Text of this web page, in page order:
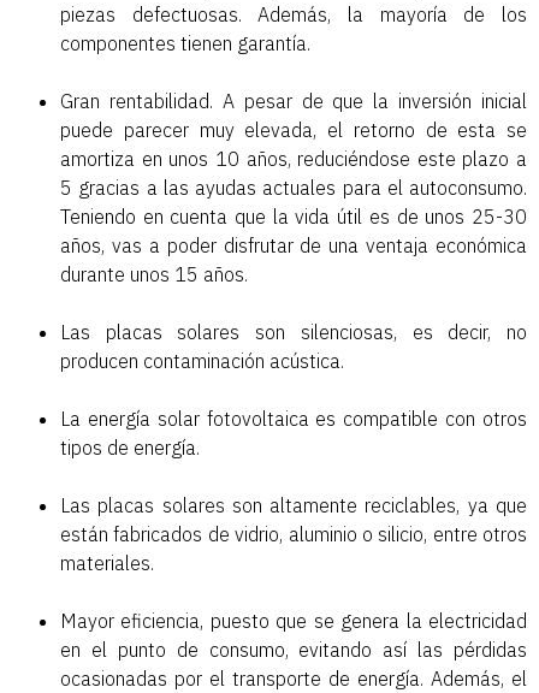
piezas defectuosas. Además, la mayoría de los
componentes tienen garantía.
Gran rentabilidad. A pesar de que la inversión inicial
puede parecer muy elevada, el retorno de esta se
amortiza en unos 10 años, reduciéndose este plazo a
5 gracias a las ayudas actuales para el autoconsumo.
Teniendo en cuenta que la vida útil es de unos 25-30
años, vas a poder disfrutar de una ventaja económica
durante unos 15 años.
Las placas solares son silenciosas, es decir, no
producen contaminación acústica.
La energía solar fotovoltaica es compatible con otros
tipos de energía.
Las placas solares son altamente reciclables, ya que
están fabricados de vidrio, aluminio o silicio, entre otros
materiales.
Mayor eficiencia, puesto que se genera la electricidad
en el punto de consumo, evitando así las pérdidas
ocasionadas por el transporte de energía. Además, el